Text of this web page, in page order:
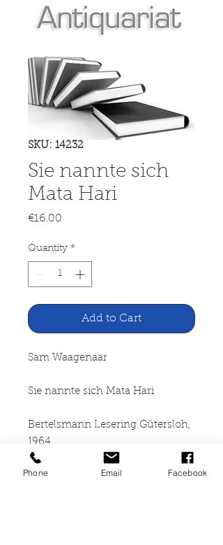
SKU: 14232
Sie nannte sich
Mata Hari
€16.00
Quantity *
Add to Cart
Sam Waagenaar
Sie nannte sich Mata Hari
Bertelsmann Lesering Gütersloh,
1964
375 Seiten, gebunden
Phone Email Facebook